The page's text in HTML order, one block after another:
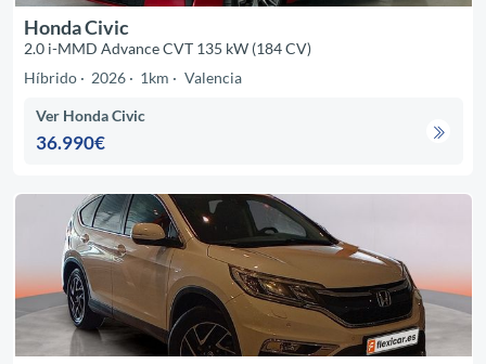
Honda Civic
2.0 i-MMD Advance CVT 135 kW (184 CV)
Híbrido
2026 1km Valencia
Ver Honda Civic
36.990€